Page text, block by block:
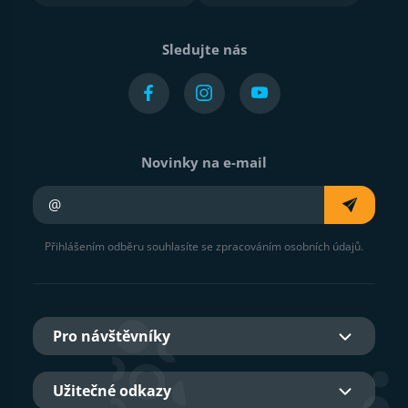
Sledujte nás
Novinky na e-mail
Přihlášením odběru souhlasíte se zpracováním osobních údajů.
Pro návštěvníky
Užitečné odkazy